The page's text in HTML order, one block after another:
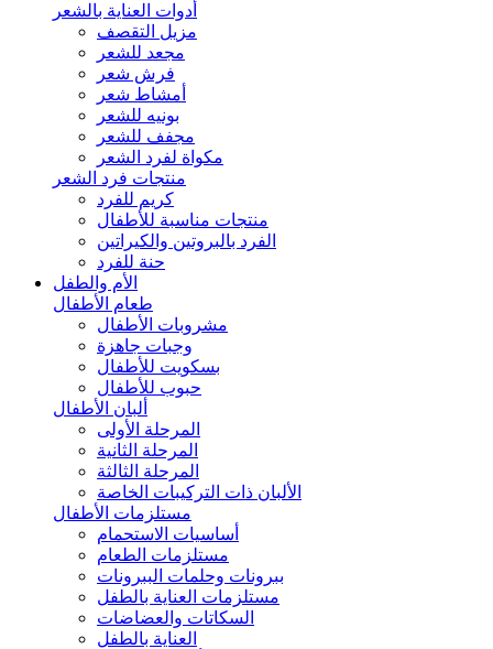
أدوات العناية بالشعر
مزيل التقصف
مجعد للشعر
فرش شعر
أمشاط شعر
بونيه للشعر
مجفف للشعر
مكواة لفرد الشعر
منتجات فرد الشعر
كريم للفرد
منتجات مناسبة للأطفال
الفرد بالبروتين والكيراتين
حنة للفرد
الأم والطفل
طعام الأطفال
مشروبات الأطفال
وجبات جاهزة
بسكويت للأطفال
حبوب للأطفال
ألبان الأطفال
المرحلة الأولى
المرحلة الثانية
المرحلة الثالثة
الألبان ذات التركيبات الخاصة
مستلزمات الأطفال
أساسيات الاستحمام
مستلزمات الطعام
ببرونات وحلمات الببرونات
مستلزمات العناية بالطفل
السكاتات والعضاضات
العناية بالطفل